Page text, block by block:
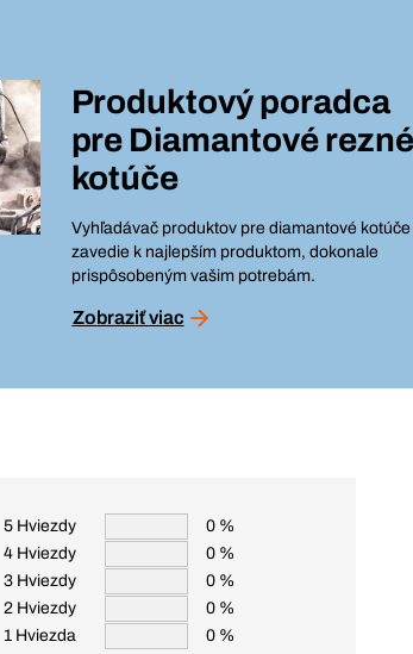
Produktový poradca
pre Diamantové rezné
kotúče
Vyhľadávač produktov pre diamantové kotúče
zavedie k najlepším produktom, dokonale
prispôsobeným vašim potrebám.
Zobraziť viac
5 Hviezdy
0 %
4 Hviezdy
0 %
3 Hviezdy
0 %
2 Hviezdy
0 %
1 Hviezda
0 %